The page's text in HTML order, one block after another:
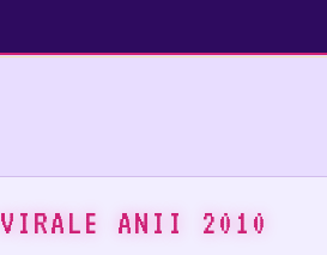
VIRALE ANII 2010